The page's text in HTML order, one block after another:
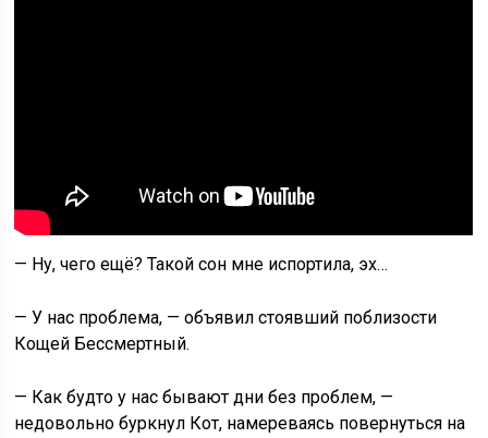
— Ну, чего ещё? Такой сон мне испортила, эх…
— У нас проблема, — объявил стоявший поблизости
Кощей Бессмертный.
— Как будто у нас бывают дни без проблем, —
недовольно буркнул Кот, намереваясь повернуться на